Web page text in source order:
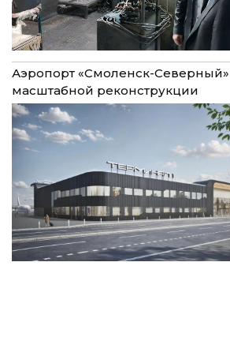
Аэропорт «Смоленск-Северный»
масштабной реконструкции